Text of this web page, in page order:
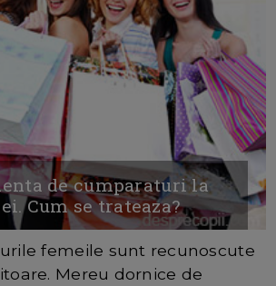
de cumparaturi la
Cum se trateaza?
femeile sunt recunoscute
Mereu dornice de